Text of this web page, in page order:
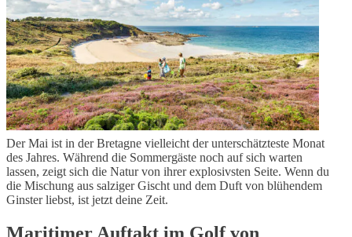
Der Mai ist in der Bretagne vielleicht der unterschätzteste Monat
des Jahres. Während die Sommergäste noch auf sich warten
lassen, zeigt sich die Natur von ihrer explosivsten Seite. Wenn du
die Mischung aus salziger Gischt und dem Duft von blühendem
Ginster liebst, ist jetzt deine Zeit.